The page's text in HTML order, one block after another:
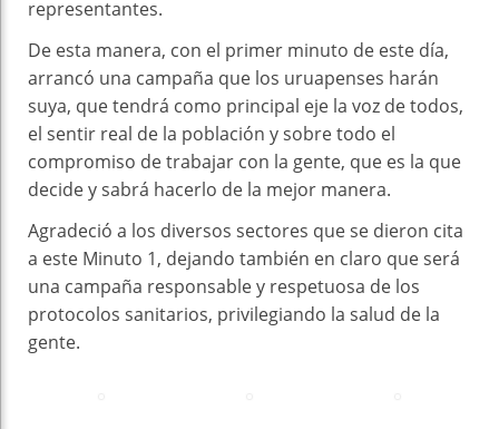
representantes.
De esta manera, con el primer minuto de este día,
arrancó una campaña que los uruapenses harán
suya, que tendrá como principal eje la voz de todos,
el sentir real de la población y sobre todo el
compromiso de trabajar con la gente, que es la que
decide y sabrá hacerlo de la mejor manera.
Agradeció a los diversos sectores que se dieron cita
a este Minuto 1, dejando también en claro que será
una campaña responsable y respetuosa de los
protocolos sanitarios, privilegiando la salud de la
gente.